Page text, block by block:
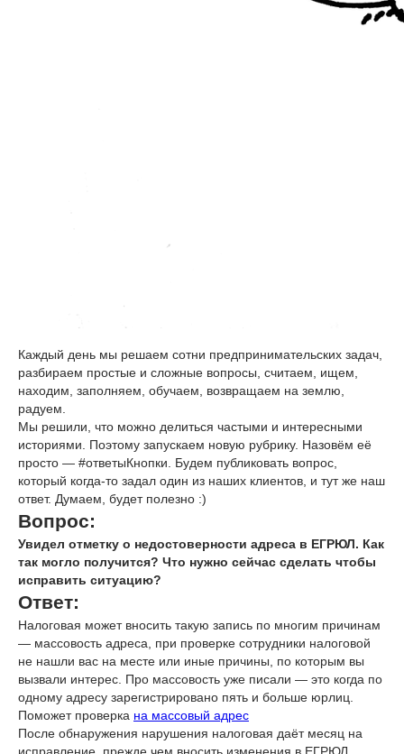
Каждый день мы решаем сотни предпринимательских задач,
разбираем простые и сложные вопросы, считаем, ищем,
находим, заполняем, обучаем, возвращаем на землю,
радуем.
Мы решили, что можно делиться частыми и интересными
историями. Поэтому запускаем новую рубрику. Назовём её
просто — #ответыКнопки. Будем публиковать вопрос,
который когда-то задал один из наших клиентов, и тут же наш
ответ. Думаем, будет полезно :)
Вопрос:
Увидел отметку о недостоверности адреса в ЕГРЮЛ. Как
так могло получится? Что нужно сейчас сделать чтобы
исправить ситуацию?
Ответ:
Налоговая может вносить такую запись по многим причинам
— массовость адреса, при проверке сотрудники налоговой
не нашли вас на месте или иные причины, по которым вы
вызвали интерес. Про массовость уже писали — это когда по
одному адресу зарегистрировано пять и больше юрлиц.
Поможет проверка на массовый адрес
После обнаружения нарушения налоговая даёт месяц на